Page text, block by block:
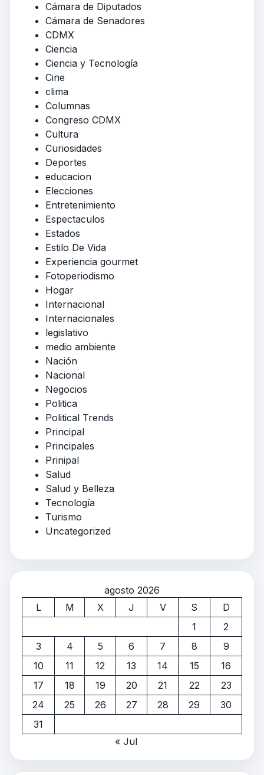
Cámara de Diputados
Cámara de Senadores
CDMX
Ciencia
Ciencia y Tecnología
Cine
clima
Columnas
Congreso CDMX
Cultura
Curiosidades
Deportes
educacion
Elecciones
Entretenimiento
Espectaculos
Estados
Estilo De Vida
Experiencia gourmet
Fotoperiodismo
Hogar
Internacional
Internacionales
legislativo
medio ambiente
Nación
Nacional
Negocios
Politica
Political Trends
Principal
Principales
Prinipal
Salud
Salud y Belleza
Tecnología
Turismo
Uncategorized
agosto 2026
L
M X J V S
D
1
2
3
4 5 6 7 8
9
10
11 12 13 14 15
16
17
18 19 20 21 22
23
24
25 26 27 28 29
30
31
« Jul